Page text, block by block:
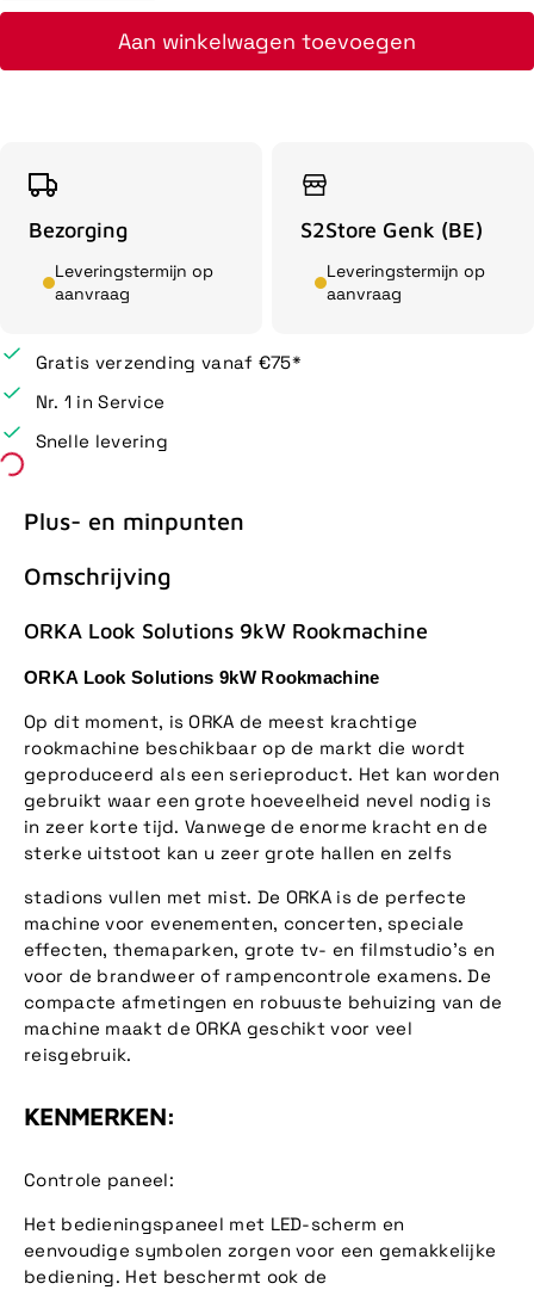
Aan winkelwagen toevoegen
Bezorging
Leveringstermijn op
aanvraag
S2Store Genk (BE)
Leveringstermijn op
aanvraag
Gratis verzending vanaf €75*
Nr. 1 in Service
Snelle levering
Plus- en minpunten
Omschrijving
ORKA Look Solutions 9kW Rookmachine
ORKA Look Solutions 9kW Rookmachine
Op dit moment, is ORKA de meest krachtige
rookmachine beschikbaar op de markt die wordt
geproduceerd als een serieproduct. Het kan worden
gebruikt waar een grote hoeveelheid nevel nodig is
in zeer korte tijd. Vanwege de enorme kracht en de
sterke uitstoot kan u zeer grote hallen en zelfs
stadions vullen met mist. De ORKA is de perfecte
machine voor evenementen, concerten, speciale
effecten, themaparken, grote tv- en filmstudio's en
voor de brandweer of rampencontrole examens. De
compacte afmetingen en robuuste behuizing van de
machine maakt de ORKA geschikt voor veel
reisgebruik.
KENMERKEN:
Controle paneel:
Het bedieningspaneel met LED-scherm en
eenvoudige symbolen zorgen voor een gemakkelijke
bediening. Het beschermt ook de